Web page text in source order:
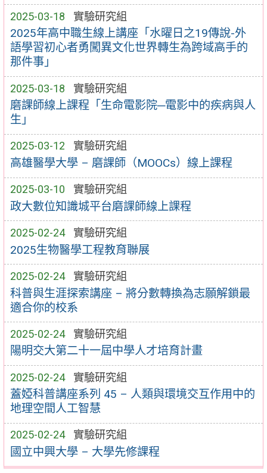
2025-03-18 實驗研究組
2025年高中職生線上講座「水曜日之19傳說-外
語學習初心者勇闖異文化世界轉生為跨域高手的
那件事」
2025-03-18 實驗研究組
磨課師線上課程「生命電影院─電影中的疾病與人
生」
2025-03-12 實驗研究組
高雄醫學大學 – 磨課師（MOOCs）線上課程
2025-03-10 實驗研究組
政大數位知識城平台磨課師線上課程
2025-02-24 實驗研究組
2025生物醫學工程教育聯展
2025-02-24 實驗研究組
科普與生涯探索講座 – 將分數轉換為志願解鎖最
適合你的校系
2025-02-24 實驗研究組
陽明交大第二十一屆中學人才培育計畫
2025-02-24 實驗研究組
蓋婭科普講座系列 45 – 人類與環境交互作用中的
地理空間人工智慧
2025-02-24 實驗研究組
國立中興大學 – 大學先修課程